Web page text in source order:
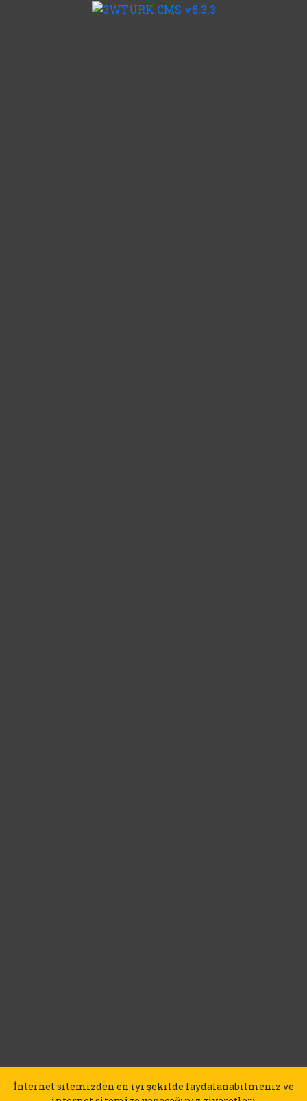
İnternet sitemizden en iyi şekilde faydalanabilmeniz ve